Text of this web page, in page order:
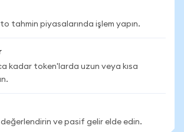
tahmin piyasalarında işlem yapın.
kadar token'larda uzun veya kısa
ve pasif gelir elde edin.